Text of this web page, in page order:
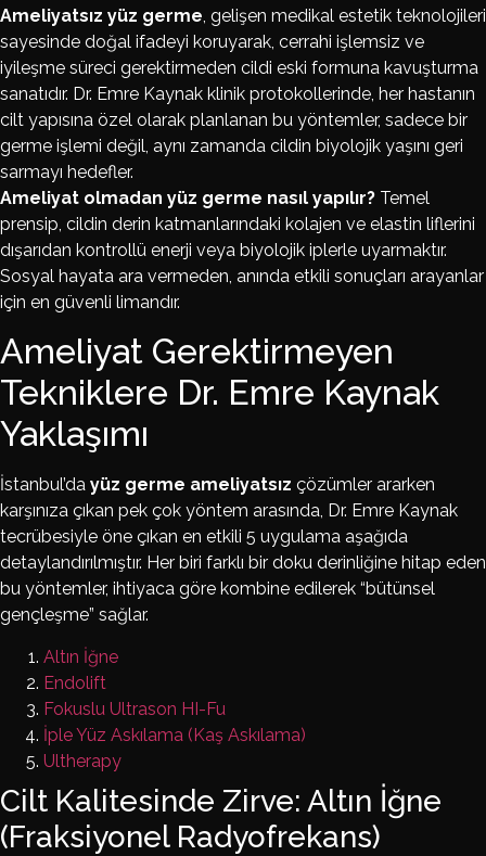
Ameliyatsız yüz germe , gelişen medikal estetik teknolojileri
sayesinde doğal ifadeyi koruyarak, cerrahi işlemsiz ve
iyileşme süreci gerektirmeden cildi eski formuna kavuşturma
sanatıdır. Dr. Emre Kaynak klinik protokollerinde, her hastanın
cilt yapısına özel olarak planlanan bu yöntemler, sadece bir
germe işlemi değil, aynı zamanda cildin biyolojik yaşını geri
sarmayı hedefler.
Ameliyat olmadan yüz germe nasıl yapılır? Temel
prensip, cildin derin katmanlarındaki kolajen ve elastin liflerini
dışarıdan kontrollü enerji veya biyolojik iplerle uyarmaktır.
Sosyal hayata ara vermeden, anında etkili sonuçları arayanlar
için en güvenli limandır.
Ameliyat Gerektirmeyen
Tekniklere Dr. Emre Kaynak
Yaklaşımı
İstanbul’da yüz germe ameliyatsız çözümler ararken
karşınıza çıkan pek çok yöntem arasında, Dr. Emre Kaynak
tecrübesiyle öne çıkan en etkili 5 uygulama aşağıda
detaylandırılmıştır. Her biri farklı bir doku derinliğine hitap eden
bu yöntemler, ihtiyaca göre kombine edilerek “bütünsel
gençleşme” sağlar.
Altın İğne
Endolift
Fokuslu Ultrason HI-Fu
İple Yüz Askılama (Kaş Askılama)
Ultherapy
Cilt Kalitesinde Zirve: Altın İğne
(Fraksiyonel Radyofrekans)